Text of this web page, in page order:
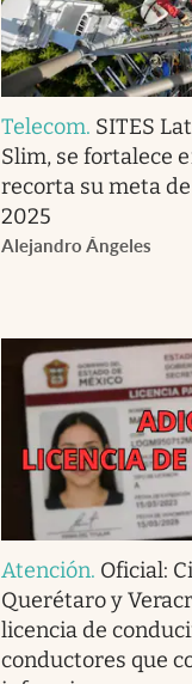
Telecom. SITES
Slim, se fortalece
recorta su meta
2025
Alejandro Ángeles
Atención. Oficial:
Querétaro y
licencia de
conductores que